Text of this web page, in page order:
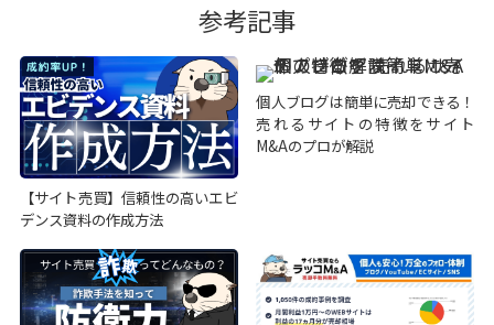
参考記事
【サイト売買】信頼性の高いエビ
デンス資料の作成方法
個人ブログは簡単に売却できる！
売れるサイトの特徴をサイト
M&Aのプロが解説